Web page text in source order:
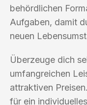
behördlichen
Aufgaben, damit
neuen
Überzeuge dich
umfangreichen
attraktiven
für ein